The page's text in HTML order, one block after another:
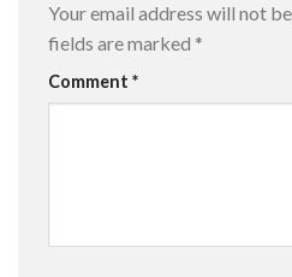
Your email address will not
fields are marked *
Comment *